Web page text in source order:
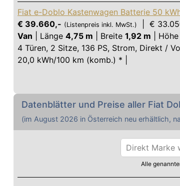
Fiat e-Doblo Kastenwagen Batterie 50
€ 39.660,- (Listenpreis inkl. MwSt.) | €
Van Länge 4,75 m Breite 1,92 m Höhe
4 Türen, 2 Sitze, 136 PS, Strom, Direkt /
20,0 kWh/100 km (komb.) * |
Datenblätter und Preise aller Fiat
(im August 2026 in Österreich neu erhältlich,
Direkt Marke
Alle